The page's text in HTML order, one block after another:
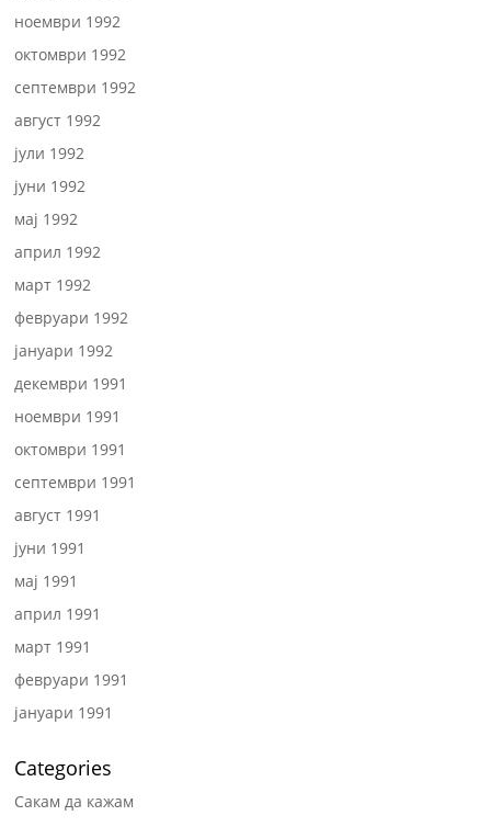
ноември 1992
октомври 1992
септември 1992
август 1992
јули 1992
јуни 1992
мај 1992
април 1992
март 1992
февруари 1992
јануари 1992
декември 1991
ноември 1991
октомври 1991
септември 1991
август 1991
јуни 1991
мај 1991
април 1991
март 1991
февруари 1991
јануари 1991
Categories
Сакам да кажам